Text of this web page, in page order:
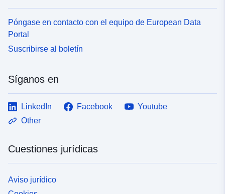
Póngase en contacto con el equipo de European Data
Portal
Suscribirse al boletín
Síganos en
LinkedIn Facebook
Youtube
Other
Cuestiones jurídicas
Aviso jurídico